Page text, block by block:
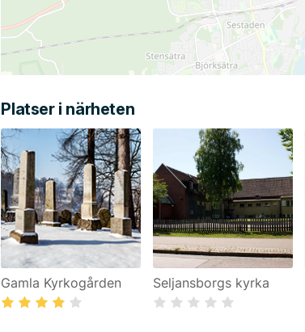
Platser i närheten
Gamla Kyrkogården Seljansborgs kyrka